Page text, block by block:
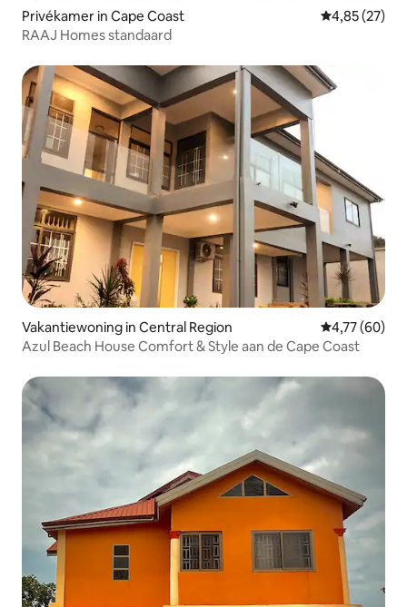
Privékamer in Cape Coast Gemiddelde
4,85 (27)
RAAJ Homes standaard
Vakantiewoning in Central Region Gemiddelde
4,77 (60)
Azul Beach House Comfort & Style aan de Cape Coast